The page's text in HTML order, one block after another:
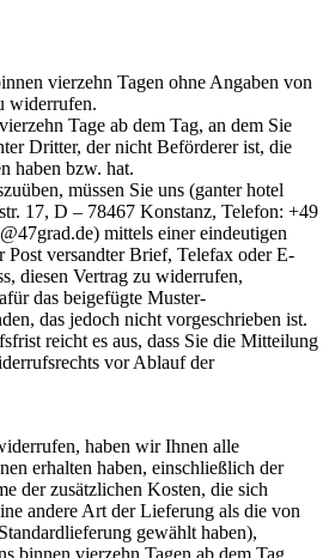
vierzehn Tagen ohne Angaben von
widerrufen.
Tage ab dem Tag, an dem Sie
Dritter, der nicht Beförderer ist, die
haben bzw. hat.
müssen Sie uns (ganter hotel
17, D – 78467 Konstanz, Telefon: +49
mittels einer eindeutigen
versandter Brief, Telefax oder E-
diesen Vertrag zu widerrufen,
das beigefügte Muster-
das jedoch nicht vorgeschrieben ist.
reicht es aus, dass Sie die Mitteilung
vor Ablauf der
haben wir Ihnen alle
erhalten haben, einschließlich der
der zusätzlichen Kosten, die sich
andere Art der Lieferung als die von
gewählt haben),
binnen vierzehn Tagen ab dem Tag